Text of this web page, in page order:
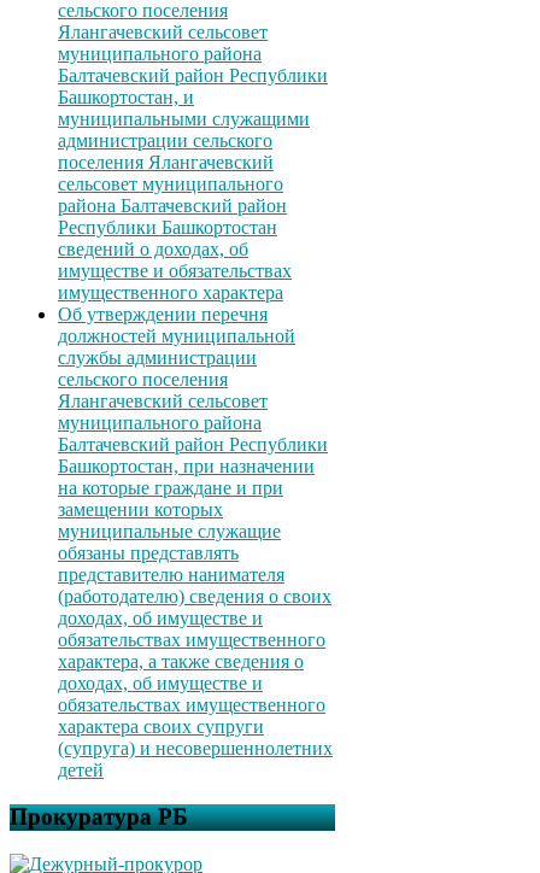
сельского поселения
Ялангачевский сельсовет
муниципального района
Балтачевский район Республики
Башкортостан, и
муниципальными служащими
администрации сельского
поселения Ялангачевский
сельсовет муниципального
района Балтачевский район
Республики Башкортостан
сведений о доходах, об
имуществе и обязательствах
имущественного характера
Об утверждении перечня
должностей муниципальной
службы администрации
сельского поселения
Ялангачевский сельсовет
муниципального района
Балтачевский район Республики
Башкортостан, при назначении
на которые граждане и при
замещении которых
муниципальные служащие
обязаны представлять
представителю нанимателя
(работодателю) сведения о своих
доходах, об имуществе и
обязательствах имущественного
характера, а также сведения о
доходах, об имуществе и
обязательствах имущественного
характера своих супруги
(супруга) и несовершеннолетних
детей
Прокуратура РБ